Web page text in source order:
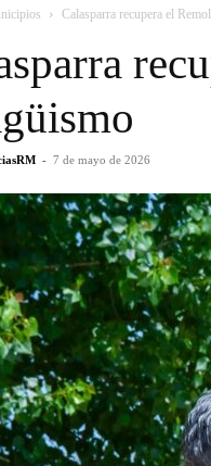
Calasparra recupera el
- 7 de mayo de 2026